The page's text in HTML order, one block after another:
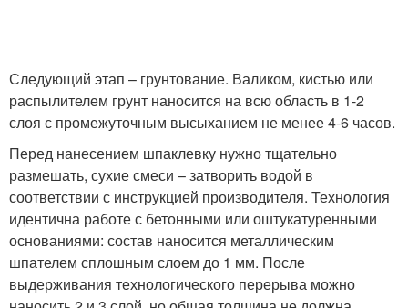
Следующий этап – грунтование. Валиком, кистью или
распылителем грунт наносится на всю область в 1-2
слоя с промежуточным высыханием не менее 4-6 часов.
Перед нанесением шпаклевку нужно тщательно
размешать, сухие смеси – затворить водой в
соответствии с инструкцией производителя. Технология
идентична работе с бетонными или оштукатуренными
основаниями: состав наносится металлическим
шпателем сплошным слоем до 1 мм. После
выдерживания технологического перерыва можно